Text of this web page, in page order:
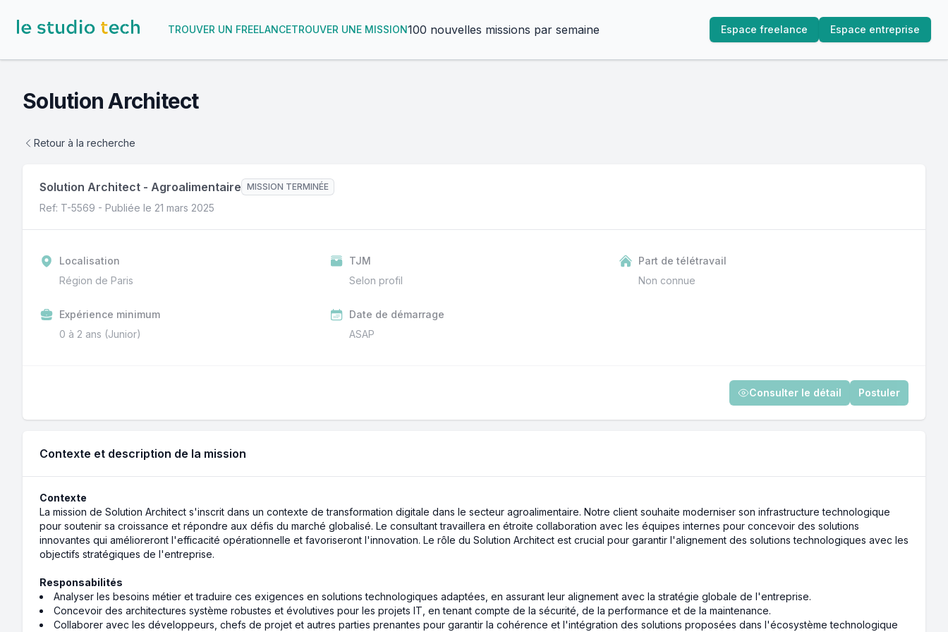
TROUVER UN FREELANCETROUVER UNE MISSION100 nouvelles missions par semaine Espace freelance Espace entreprise
Solution Architect
Retour à la recherche
Solution Architect - Agroalimentaire MISSION TERMINÉE
Ref: T-5569 - Publiée le 21 mars 2025
Localisation
Région de Paris
TJM
Selon profil
Part de télétravail
Non connue
Expérience minimum
0 à 2 ans (Junior)
Date de démarrage
ASAP
Consulter le détail Postuler
Contexte et description de la mission
Contexte
La mission de Solution Architect s'inscrit dans un contexte de transformation digitale dans le secteur agroalimentaire. Notre client souhaite moderniser son infrastructure technologique
pour soutenir sa croissance et répondre aux défis du marché globalisé. Le consultant travaillera en étroite collaboration avec les équipes internes pour concevoir des solutions
innovantes qui amélioreront l'efficacité opérationnelle et favoriseront l'innovation. Le rôle du Solution Architect est crucial pour garantir l'alignement des solutions technologiques avec les
objectifs stratégiques de l'entreprise.
Responsabilités
Analyser les besoins métier et traduire ces exigences en solutions technologiques adaptées, en assurant leur alignement avec la stratégie globale de l'entreprise.
Concevoir des architectures système robustes et évolutives pour les projets IT, en tenant compte de la sécurité, de la performance et de la maintenance.
Collaborer avec les développeurs, chefs de projet et autres parties prenantes pour garantir la cohérence et l'intégration des solutions proposées dans l'écosystème technologique